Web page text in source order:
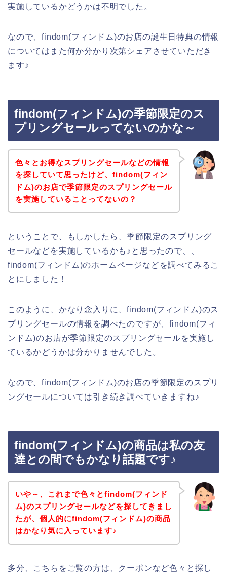
実施しているかどうかは不明でした。
なので、findom(フィンドム)のお店の誕生日特典の情報
についてはまた何か分かり次第シェアさせていただき
ます♪
findom(フィンドム)の季節限定のス
プリングセールってないのかな～
色々とお得なスプリングセールなどの情報
を探していて思ったけど、findom(フィン
ドム)のお店で季節限定のスプリングセール
を実施していることってないの？
ということで、もしかしたら、季節限定のスプリング
セールなどを実施しているかも♪と思ったので、、
findom(フィンドム)のホームページなどを調べてみるこ
とにしました！
このように、かなり念入りに、findom(フィンドム)のス
プリングセールの情報を調べたのですが、findom(フィ
ンドム)のお店が季節限定のスプリングセールを実施し
ているかどうかは分かりませんでした。
なので、findom(フィンドム)のお店の季節限定のスプリ
ングセールについては引き続き調べていきますね♪
findom(フィンドム)の商品は私の友
達との間でもかなり話題です♪
いや～、これまで色々とfindom(フィンド
ム)のスプリングセールなどを探してきまし
たが、個人的にfindom(フィンドム)の商品
はかなり気に入っています♪
多分、こちらをご覧の方は、クーポンなど色々と探し